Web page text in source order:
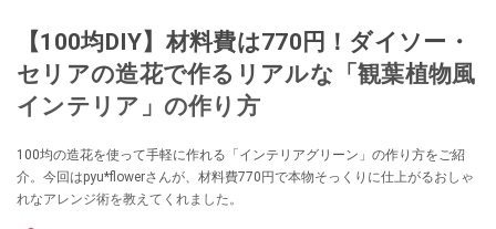
【100均DIY】材料費は770円！ダイソー・
セリアの造花で作るリアルな「観葉植物風
インテリア」の作り方
100均の造花を使って手軽に作れる「インテリアグリーン」の作り方をご紹
介。今回はpyu*flowerさんが、材料費770円で本物そっくりに仕上がるおしゃ
れなアレンジ術を教えてくれました。